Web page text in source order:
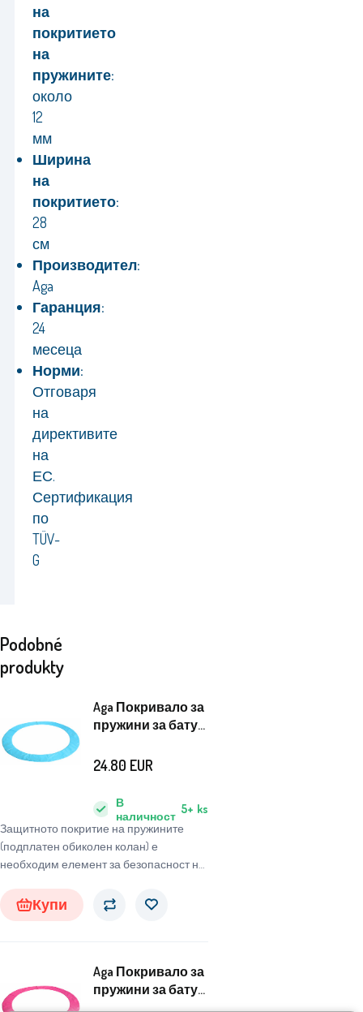
на
покритието
на
пружините:
около
12
мм
Ширина
на
покритието:
28
см
Производител:
Aga
Гаранция:
24
месеца
Норми:
Отговаря
на
директивите
на
ЕС.
Сертификация
по
TÜV-
G
Podobné
produkty
Aga Покривало за
пружини за батут
мрежа 305 см
Защитното покритие на пружините
(подплатен обиколен колан) е
необходим елемент за безопасност на
защита при скачане и минимизира
риска от нараняване при контакт с
В
наличност 5+ ks
24.80 EUR
Купи
Aga Покривало за
пружини за батут